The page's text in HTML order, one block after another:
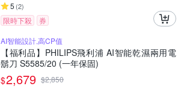
5 (2)
限時下殺
券
AI智能設計,高CP值
【福利品】PHILIPS飛利浦 AI智能乾濕兩用電
鬍刀 S5585/20 (一年保固)
$2,679 $2,850